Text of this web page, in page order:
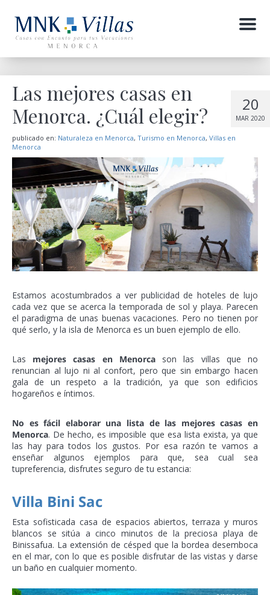
Menu
20
MAR 2020
Las mejores casas en
Menorca. ¿Cuál elegir?
publicado en: Naturaleza en Menorca, Turismo en Menorca, Villas en
Menorca
Estamos acostumbrados a ver publicidad de hoteles de lujo
cada vez que se acerca la temporada de sol y playa. Parecen
el paradigma de unas buenas vacaciones. Pero no tienen por
qué serlo, y la isla de Menorca es un buen ejemplo de ello.
Las mejores casas en Menorcason las villas que no
renuncian al lujo ni al confort, pero que sin embargo hacen
gala de un respeto a la tradición, ya que son edificios
hogareños e íntimos.
No es fácil elaborar una lista de las mejores casas en
Menorca. De hecho, es imposible que esa lista exista, ya que
las hay para todos los gustos. Por esa razón te vamos a
enseñar algunos ejemplos para que, sea cual sea
tupreferencia, disfrutes seguro de tu estancia:
Villa Bini Sac
Esta sofisticada casa de espacios abiertos, terraza y muros
blancos se sitúa a cinco minutos de la preciosa playa de
Binissafua. La extensión de césped que la bordea desemboca
en el mar, con lo que es posible disfrutar de las vistas y darse
un baño en cualquier momento.